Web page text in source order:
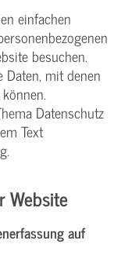
einfachen
besuchen.
Daten, mit denen
Datenschutz
Text
Website
auf